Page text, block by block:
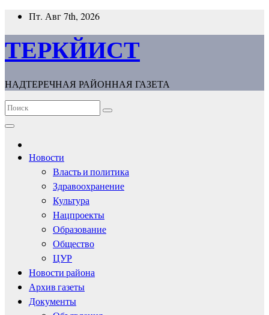
Перейти
содержимому
Пт. Авг 7th, 2026
ТЕРКЙИСТ
НАДТЕРЕЧНАЯ РАЙОННАЯ ГАЗЕТА
Новости
Власть и политика
Здравоохранение
Культура
Нацпроекты
Образование
Общество
ЦУР
Новости района
Архив газеты
Документы